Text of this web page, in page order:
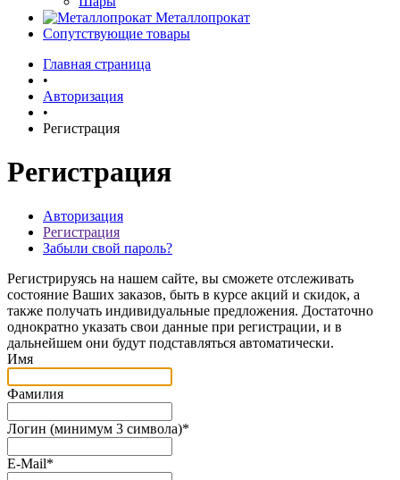
Металлопрокат
Сопутствующие товары
Главная страница
•
Авторизация
•
Регистрация
Регистрация
Авторизация
Регистрация
Забыли свой пароль?
Регистрируясь на нашем сайте, вы сможете отслеживать
состояние Ваших заказов, быть в курсе акций и скидок, а
также получать индивидуальные предложения. Достаточно
однократно указать свои данные при регистрации, и в
дальнейшем они будут подставляться автоматически.
Имя
Фамилия
Логин (минимум 3 символа)*
E-Mail*